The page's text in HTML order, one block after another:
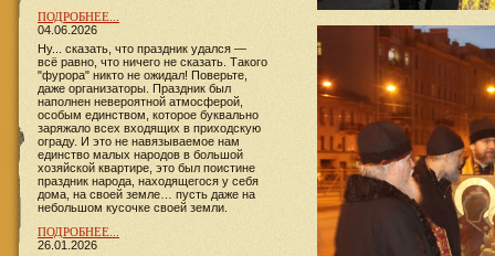
ПОДРОБНЕЕ...
04.06.2026
Ну... сказать, что праздник удался —
всё равно, что ничего не сказать. Такого
"фурора" никто не ожидал! Поверьте,
даже организаторы. Праздник был
наполнен невероятной атмосферой,
особым единством, которое буквально
заряжало всех входящих в приходскую
ограду. И это не навязываемое нам
единство малых народов в большой
хозяйской квартире, это был поистине
праздник народа, находящегося у себя
дома, на своей земле… пусть даже на
небольшом кусочке своей земли.
ПОДРОБНЕЕ...
26.01.2026